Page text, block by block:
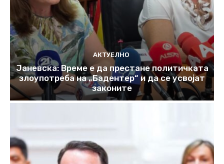
АКТУЕЛНО
Јаневска: Време е да престане политичката
злоупотреба на „Бадентер“ и да се усвојат
законите